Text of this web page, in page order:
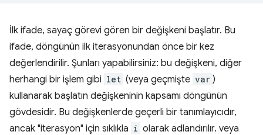
İlk ifade, sayaç görevi gören bir değişkeni başlatır. Bu
ifade, döngünün ilk iterasyonundan önce bir kez
değerlendirilir. Şunları yapabilirsiniz: bu değişkeni, diğer
herhangi bir işlem gibi let (veya geçmişte var )
kullanarak başlatın değişkeninin kapsamı döngünün
gövdesidir. Bu değişkenlerde geçerli bir tanımlayıcıdır,
ancak "iterasyon" için sıklıkla i olarak adlandırılır. veya